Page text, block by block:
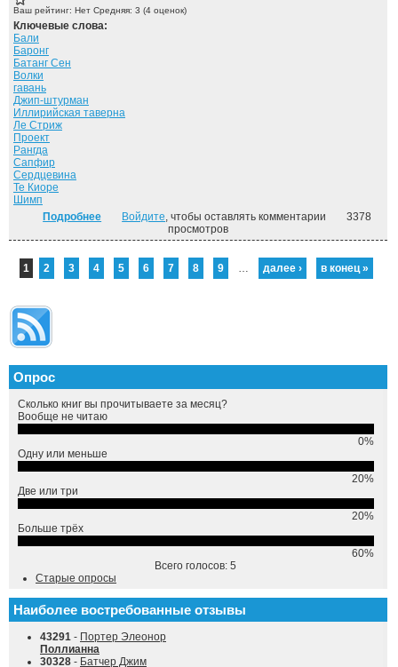
Ваш рейтинг: Нет Средняя: 3 (4 оценок)
Ключевые слова:
Бали
Баронг
Батанг Сен
Волки
гавань
Джип-штурман
Иллирийская таверна
Ле Стриж
Проект
Рангда
Сапфир
Сердцевина
Те Киоре
Шимп
Подробнее о Полуденные врата. ("Спираль" - 2)
Войдите, чтобы оставлять комментарии
3378
просмотров
Страницы
1 2 3 4 5 6 7 8 9 … далее › в конец »
Опрос
Сколько книг вы прочитываете за месяц?
Вообще не читаю
0%
Одну или меньше
20%
Две или три
20%
Больше трёх
60%
Всего голосов: 5
Старые опросы
Наиболее востребованные отзывы
43291 - Портер Элеонор
Поллианна
30328 - Батчер Джим